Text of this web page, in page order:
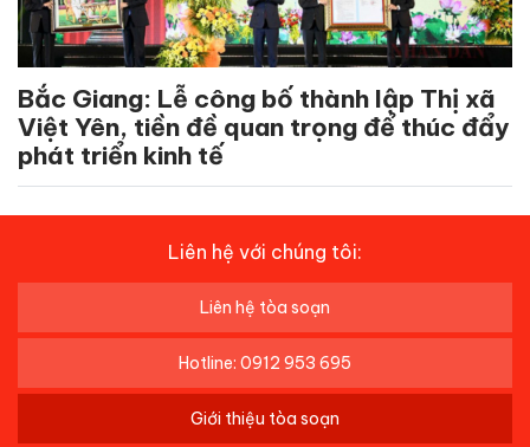
Bắc Giang: Lễ công bố thành lập Thị xã
Việt Yên, tiền đề quan trọng để thúc đẩy
phát triển kinh tế
Liên hệ với chúng tôi:
Liên hệ tòa soạn
Hotline: 0912 953 695
Giới thiệu tòa soạn